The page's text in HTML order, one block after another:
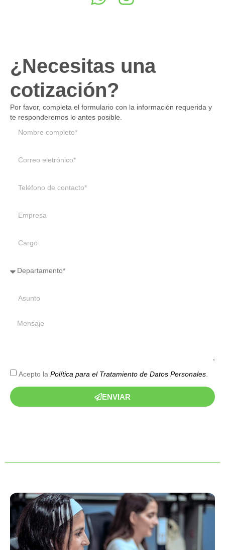
¿Necesitas una
cotización?
Por favor, completa el formulario con la información requerida y
te responderemos lo antes posible.
Acepto la Política para el Tratamiento de Datos Personales.
ENVIAR